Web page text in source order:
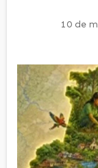
10 de